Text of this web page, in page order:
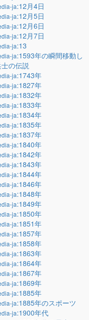
ja:12月4日
ja:12月5日
ja:12月6日
ja:12月7日
ja:13
ja:1593年の瞬間移動し
の伝説
ja:1743年
ja:1827年
ja:1832年
ja:1833年
ja:1834年
ja:1835年
ja:1837年
ja:1840年
ja:1842年
ja:1843年
ja:1844年
ja:1846年
ja:1848年
ja:1849年
ja:1850年
ja:1851年
ja:1857年
ja:1858年
ja:1863年
ja:1864年
ja:1867年
ja:1869年
ja:1885年
ja:1885年のスポーツ
ja:1900年代